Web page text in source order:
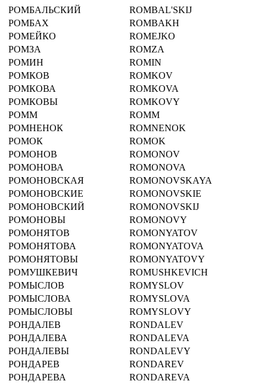
РОМБАЛЬСКИЙ
ROMBAL'SKIJ
РОМБАХ
ROMBAKH
РОМЕЙКО
ROMEJKO
РОМЗА
ROMZA
РОМИН
ROMIN
РОМКОВ
ROMKOV
РОМКОВА
ROMKOVA
РОМКОВЫ
ROMKOVY
РОММ
ROMM
РОМНЕНОК
ROMNENOK
РОМОК
ROMOK
РОМОНОВ
ROMONOV
РОМОНОВА
ROMONOVA
РОМОНОВСКАЯ
ROMONOVSKAYA
РОМОНОВСКИЕ
ROMONOVSKIE
РОМОНОВСКИЙ
ROMONOVSKIJ
РОМОНОВЫ
ROMONOVY
РОМОНЯТОВ
ROMONYATOV
РОМОНЯТОВА
ROMONYATOVA
РОМОНЯТОВЫ
ROMONYATOVY
РОМУШКЕВИЧ
ROMUSHKEVICH
РОМЫСЛОВ
ROMYSLOV
РОМЫСЛОВА
ROMYSLOVA
РОМЫСЛОВЫ
ROMYSLOVY
РОНДАЛЕВ
RONDALEV
РОНДАЛЕВА
RONDALEVA
РОНДАЛЕВЫ
RONDALEVY
РОНДАРЕВ
RONDAREV
РОНДАРЕВА
RONDAREVA